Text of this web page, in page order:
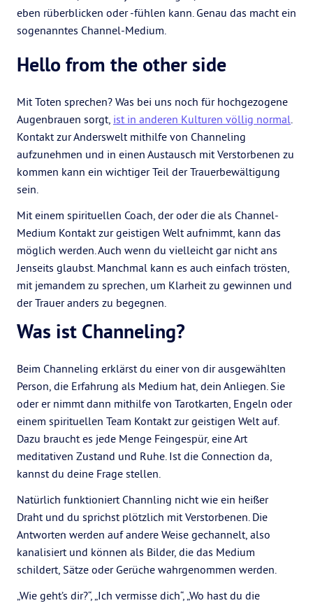
eben rüberblicken oder -fühlen kann. Genau das macht ein
sogenanntes Channel-Medium.
Hello from the other side
Mit Toten sprechen? Was bei uns noch für hochgezogene
Augenbrauen sorgt, ist in anderen Kulturen völlig normal.
Kontakt zur Anderswelt mithilfe von Channeling
aufzunehmen und in einen Austausch mit Verstorbenen zu
kommen kann ein wichtiger Teil der Trauerbewältigung
sein.
Mit einem spirituellen Coach, der oder die als Channel-
Medium Kontakt zur geistigen Welt aufnimmt, kann das
möglich werden. Auch wenn du vielleicht gar nicht ans
Jenseits glaubst. Manchmal kann es auch einfach trösten,
mit jemandem zu sprechen, um Klarheit zu gewinnen und
der Trauer anders zu begegnen.
Was ist Channeling?
Beim Channeling erklärst du einer von dir ausgewählten
Person, die Erfahrung als Medium hat, dein Anliegen. Sie
oder er nimmt dann mithilfe von Tarotkarten, Engeln oder
einem spirituellen Team Kontakt zur geistigen Welt auf.
Dazu braucht es jede Menge Feingespür, eine Art
meditativen Zustand und Ruhe. Ist die Connection da,
kannst du deine Frage stellen.
Natürlich funktioniert Channling nicht wie ein heißer
Draht und du sprichst plötzlich mit Verstorbenen. Die
Antworten werden auf andere Weise gechannelt, also
kanalisiert und können als Bilder, die das Medium
schildert, Sätze oder Gerüche wahrgenommen werden.
„Wie geht’s dir?“, „Ich vermisse dich“, „Wo hast du die